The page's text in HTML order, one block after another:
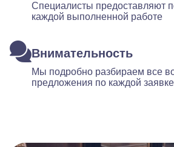
Специалисты предоставляют
каждой выполненной работе
Внимательность
Мы подробно разбираем все
предложения по каждой заявке